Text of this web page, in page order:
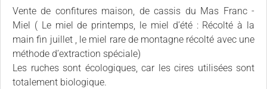
Vente de confitures maison, de cassis du Mas Franc -
Miel ( Le miel de printemps, le miel d’été : Récolté à la
main fin juillet , le miel rare de montagne récolté avec une
méthode d’extraction spéciale)
Les ruches sont écologiques, car les cires utilisées sont
totalement biologique.